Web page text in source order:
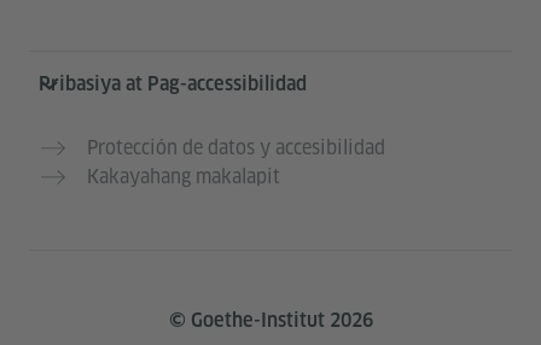
Pribasiya at Pag-accessibilidad
Protección de datos y accesibilidad
Kakayahang makalapit
© Goethe-Institut 2026